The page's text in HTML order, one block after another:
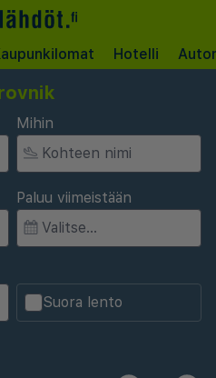
Hotelli
Mihin
Paluu viimeistään
Suora lento